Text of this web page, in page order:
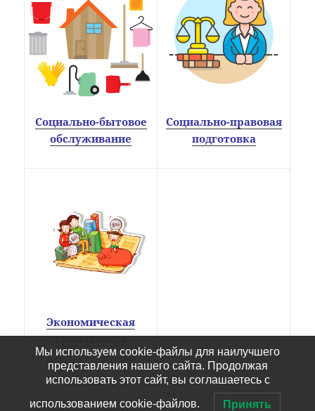
Социально-бытовое
обслуживание
Социально-правовая
подготовка
Экономическая
грамотность
Мы используем cookie-файлы для наилучшего
представления нашего сайта. Продолжая
использовать этот сайт, вы соглашаетесь с
использованием cookie-файлов. Принять